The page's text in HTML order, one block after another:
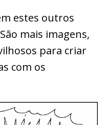
estes outros
mais imagens,
para criar
com os